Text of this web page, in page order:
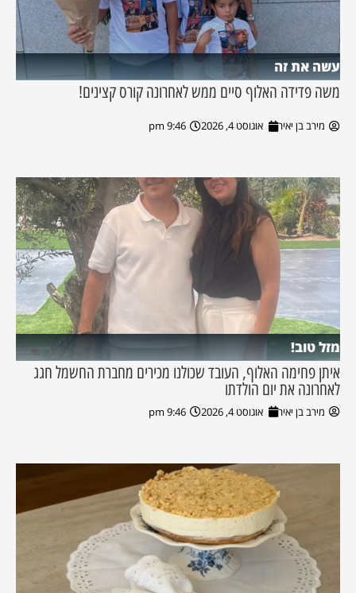
עשה את זה
משה פדידה האלוף סיים ממש לאחרונה קורס קצינים!
מירב בן יאיר אוגוסט 4, 2026 9:46 pm
מזל טוב!
איתן פחימה האלוף, העובד שכולנו מכירים מחברת החשמל חגג
לאחרונה את יום הולדתו
מירב בן יאיר אוגוסט 4, 2026 9:46 pm